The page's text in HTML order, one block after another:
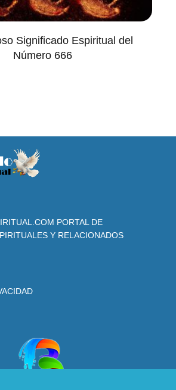
Significado Espiritual del
Número 666
PORTAL DE
Y RELACIONADOS